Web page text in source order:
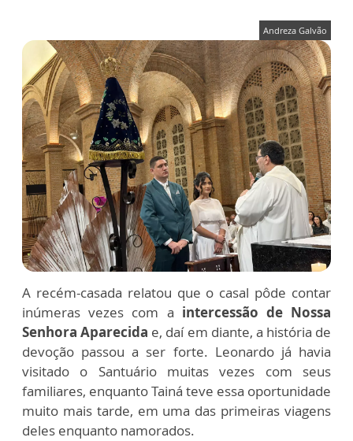
Andreza Galvão
A recém-casada relatou que o casal pôde contar
inúmeras vezes com a intercessão de Nossa
Senhora Aparecida e, daí em diante, a história de
devoção passou a ser forte. Leonardo já havia
visitado o Santuário muitas vezes com seus
familiares, enquanto Tainá teve essa oportunidade
muito mais tarde, em uma das primeiras viagens
deles enquanto namorados.